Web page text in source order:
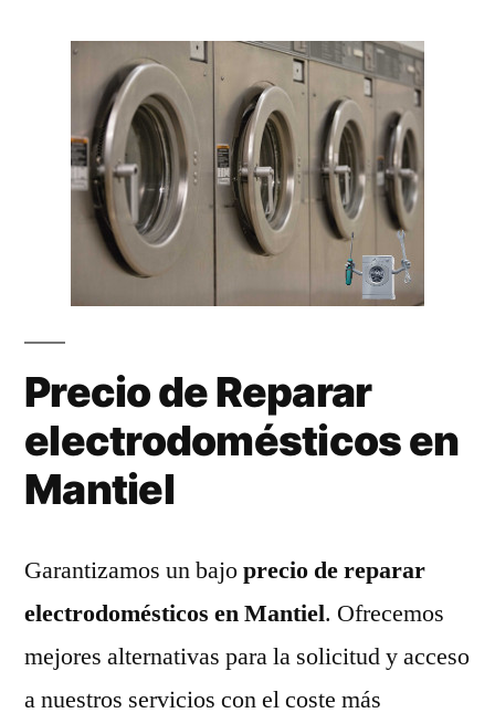
Precio de Reparar
electrodomésticos en
Mantiel
Garantizamos un bajoprecio de reparar
electrodomésticos en Mantiel. Ofrecemos
mejores alternativas para la solicitud y acceso
a nuestros servicios con el coste más